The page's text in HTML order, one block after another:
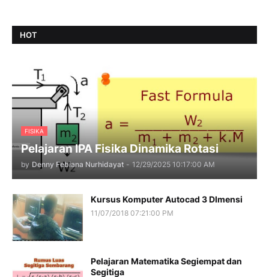
HOT
FISIKA
Pelajaran IPA Fisika Dinamika Rotasi
by Denny Febiana Nurhidayat - 12/29/2025 10:17:00 AM
Kursus Komputer Autocad 3 DImensi
11/07/2018 07:21:00 PM
Pelajaran Matematika Segiempat dan
Segitiga